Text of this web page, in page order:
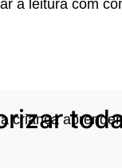
a leitura com
criança